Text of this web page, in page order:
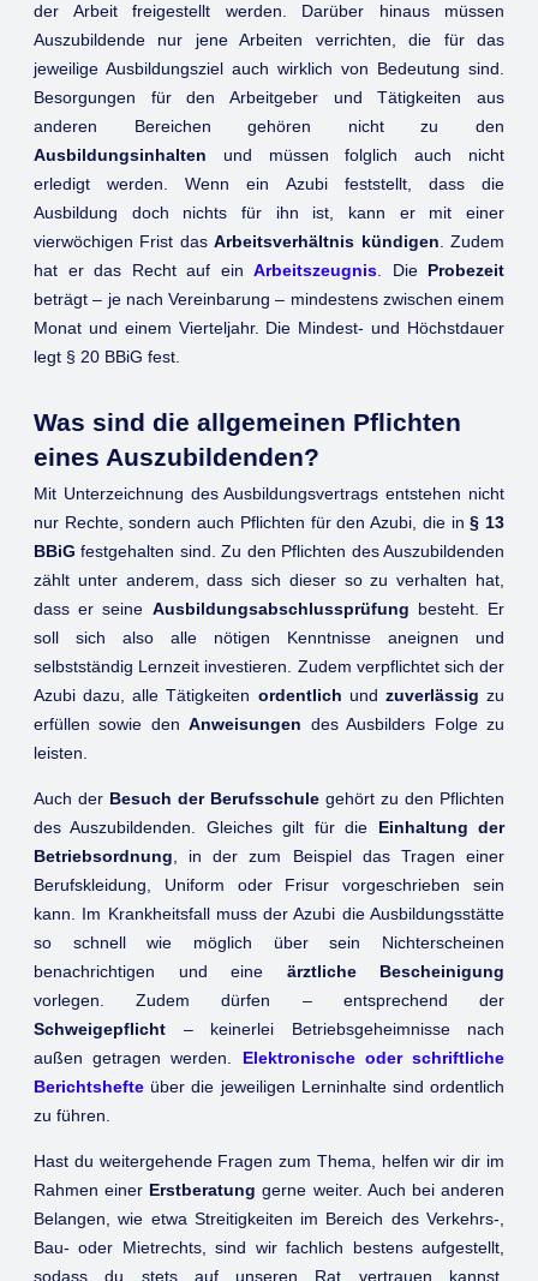
der Arbeit freigestellt werden. Darüber hinaus müssen
Auszubildende nur jene Arbeiten verrichten, die für das
jeweilige Ausbildungsziel auch wirklich von Bedeutung sind.
Besorgungen für den Arbeitgeber und Tätigkeiten aus
anderen Bereichen gehören nicht zu den
Ausbildungsinhalten und müssen folglich auch nicht
erledigt werden. Wenn ein Azubi feststellt, dass die
Ausbildung doch nichts für ihn ist, kann er mit einer
vierwöchigen Frist dasArbeitsverhältnis kündigen . Zudem
hat er das Recht auf ein Arbeitszeugnis . Die Probezeit
beträgt – je nach Vereinbarung – mindestens zwischen einem
Monat und einem Vierteljahr. Die Mindest- und Höchstdauer
legt § 20 BBiG fest.
Was sind die allgemeinen Pflichten
eines Auszubildenden?
Mit Unterzeichnung des Ausbildungsvertrags entstehen nicht
nur Rechte, sondern auch Pflichten für den Azubi, die in§ 13
BBiG festgehalten sind. Zu den Pflichten des Auszubildenden
zählt unter anderem, dass sich dieser so zu verhalten hat,
dass er seine Ausbildungsabschlussprüfung besteht. Er
soll sich also alle nötigen Kenntnisse aneignen und
selbstständig Lernzeit investieren. Zudem verpflichtet sich der
Azubi dazu, alle Tätigkeiten ordentlich und zuverlässig zu
erfüllen sowie denAnweisungen des Ausbilders Folge zu
leisten.
Auch der Besuch der Berufsschule gehört zu den Pflichten
des Auszubildenden. Gleiches gilt für die Einhaltung der
Betriebsordnung , in der zum Beispiel das Tragen einer
Berufskleidung, Uniform oder Frisur vorgeschrieben sein
kann. Im Krankheitsfall muss der Azubi die Ausbildungsstätte
so schnell wie möglich über sein Nichterscheinen
benachrichtigen und eine ärztliche Bescheinigung
vorlegen. Zudem dürfen – entsprechend der
Schweigepflicht – keinerlei Betriebsgeheimnisse nach
außen getragen werden. Elektronische oder schriftliche
Berichtshefte über die jeweiligen Lerninhalte sind ordentlich
zu führen.
Hast du weitergehende Fragen zum Thema, helfen wir dir im
Rahmen einer Erstberatung gerne weiter. Auch bei anderen
Belangen, wie etwa Streitigkeiten im Bereich des Verkehrs-,
Bau- oder Mietrechts, sind wir fachlich bestens aufgestellt,
sodass du stets auf unseren Rat vertrauen kannst.